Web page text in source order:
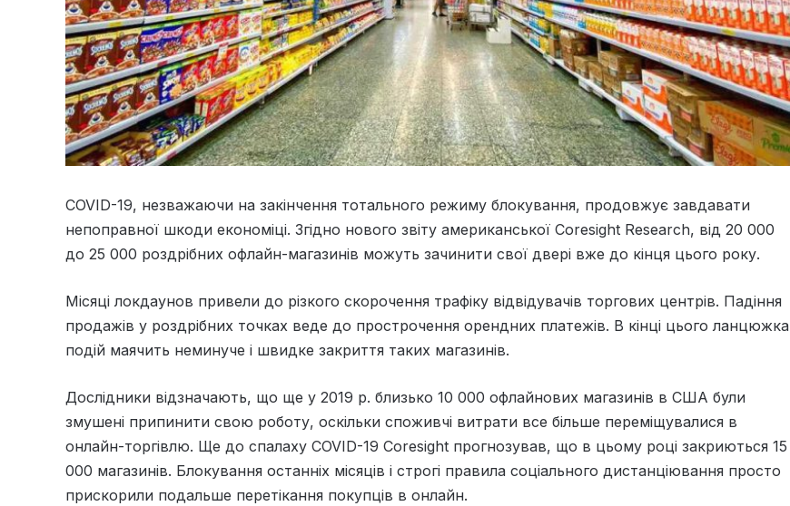
COVID-19, незважаючи на закінчення тотального режиму блокування, продовжує завдавати
непоправної шкоди економіці. Згідно нового звіту американської Coresight Research, від 20 000
до 25 000 роздрібних офлайн-магазинів можуть зачинити свої двері вже до кінця цього року.
Місяці локдаунов привели до різкого скорочення трафіку відвідувачів торгових центрів. Падіння
продажів у роздрібних точках веде до прострочення орендних платежів. В кінці цього ланцюжка
подій маячить неминуче і швидке закриття таких магазинів.
Дослідники відзначають, що ще у 2019 р. близько 10 000 офлайнових магазинів в США були
змушені припинити свою роботу, оскільки споживчі витрати все більше переміщувалися в
онлайн-торгівлю. Ще до спалаху COVID-19 Coresight прогнозував, що в цьому році закриються 15
000 магазинів. Блокування останніх місяців і строгі правила соціального дистанціювання просто
прискорили подальше перетікання покупців в онлайн.